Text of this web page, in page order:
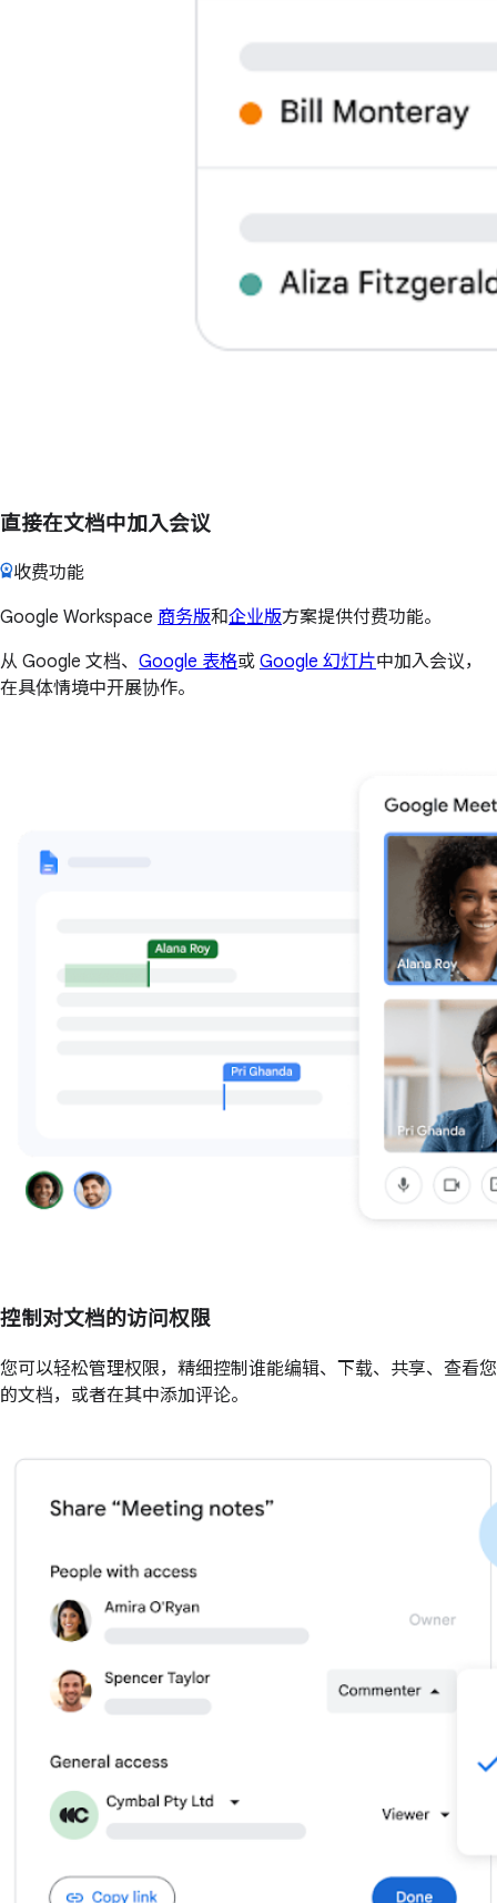
直接在文档中加入会议
收费功能
Google Workspace 商务版和企业版方案提供付费功能。
从 Google 文档、 Google 表格或 Google 幻灯片中加入会议，
在具体情境中开展协作。
控制对文档的访问权限
您可以轻松管理权限，精细控制谁能编辑、下载、共享、查看您
的文档，或者在其中添加评论。